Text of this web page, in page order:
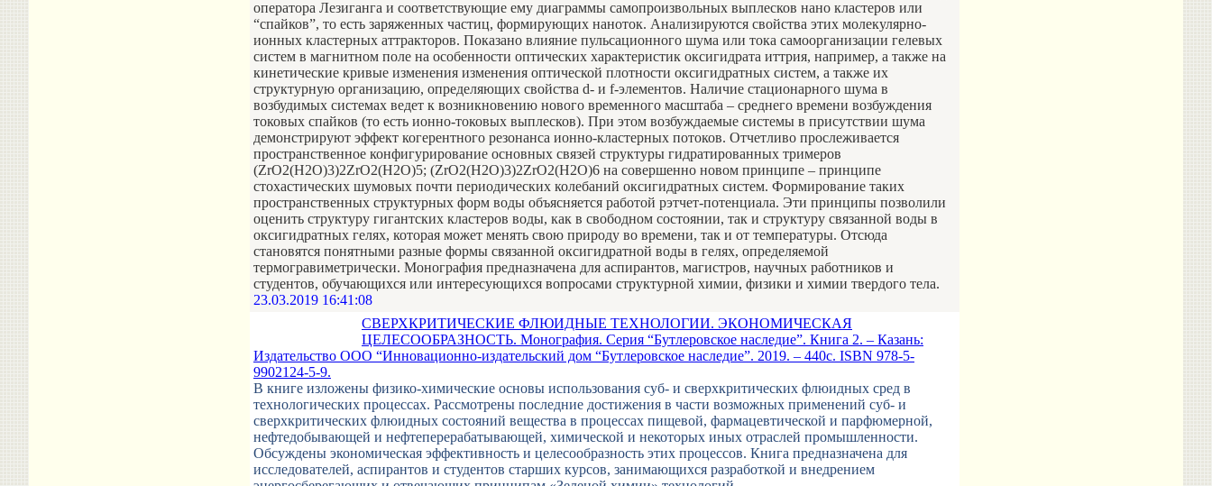
оператора Лезиганга и соответствующие ему диаграммы самопроизвольных выплесков нано кластеров или
“спайков”, то есть заряженных частиц, формирующих наноток. Анализируются свойства этих молекулярно-
ионных кластерных аттракторов. Показано влияние пульсационного шума или тока самоорганизации гелевых
систем в магнитном поле на особенности оптических характеристик оксигидрата иттрия, например, а также на
кинетические кривые изменения изменения оптической плотности оксигидратных систем, а также их
структурную организацию, определяющих свойства d- и f-элементов. Наличие стационарного шума в
возбудимых системах ведет к возникновению нового временного масштаба – среднего времени возбуждения
токовых спайков (то есть ионно-токовых выплесков). При этом возбуждаемые системы в присутствии шума
демонстрируют эффект когерентного резонанса ионно-кластерных потоков. Отчетливо прослеживается
пространственное конфигурирование основных связей структуры гидратированных тримеров
(ZrO2(Н2О)3)2ZrO2(Н2О)5; (ZrO2(Н2О)3)2ZrO2(Н2О)6 на совершенно новом принципе – принципе
стохастических шумовых почти периодических колебаний оксигидратных систем. Формирование таких
пространственных структурных форм воды объясняется работой рэтчет-потенциала. Эти принципы позволили
оценить структуру гигантских кластеров воды, как в свободном состоянии, так и структуру связанной воды в
оксигидратных гелях, которая может менять свою природу во времени, так и от температуры. Отсюда
становятся понятными разные формы связанной оксигидратной воды в гелях, определяемой
термогравиметрически. Монография предназначена для аспирантов, магистров, научных работников и
студентов, обучающихся или интересующихся вопросами структурной химии, физики и химии твердого тела.
23.03.2019 16:41:08
СВЕРХКРИТИЧЕСКИЕ ФЛЮИДНЫЕ ТЕХНОЛОГИИ. ЭКОНОМИЧЕСКАЯ
ЦЕЛЕСООБРАЗНОСТЬ. Монография. Серия “Бутлеровское наследие”. Книга 2. – Казань:
Издательство ООО “Инновационно-издательский дом “Бутлеровское наследие”. 2019. – 440с. ISBN 978-5-
9902124-5-9.
В книге изложены физико-химические основы использования суб- и сверхкритических флюидных сред в
технологических процессах. Рассмотрены последние достижения в части возможных применений суб- и
сверхкритических флюидных состояний вещества в процессах пищевой, фармацевтической и парфюмерной,
нефтедобывающей и нефтеперерабатывающей, химической и некоторых иных отраслей промышленности.
Обсуждены экономическая эффективность и целесообразность этих процессов. Книга предназначена для
исследователей, аспирантов и студентов старших курсов, занимающихся разработкой и внедрением